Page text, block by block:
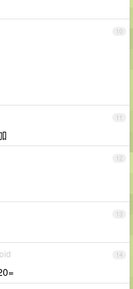
10
11
12
13
14